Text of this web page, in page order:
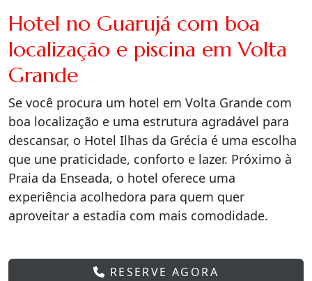
Hotel no Guarujá com boa
localização e piscina em Volta
Grande
Se você procura um hotel em Volta Grande com
boa localização e uma estrutura agradável para
descansar, o Hotel Ilhas da Grécia é uma escolha
que une praticidade, conforto e lazer. Próximo à
Praia da Enseada, o hotel oferece uma
experiência acolhedora para quem quer
aproveitar a estadia com mais comodidade.
RESERVE AGORA